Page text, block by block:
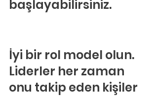
başlayabilirsiniz.
İyi bir rol model olun.
Liderler her zaman
onu takip eden kişiler